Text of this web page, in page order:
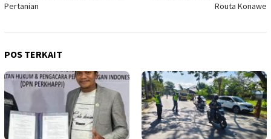
Pertanian
Routa Konawe
POS TERKAIT